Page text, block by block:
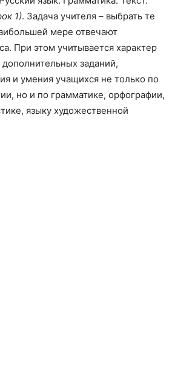
1). Задача учителя – выбрать те
мере отвечают
При этом учитывается характер
заданий,
и умения учащихся не только по
но и по грамматике, орфографии,
языку художественной